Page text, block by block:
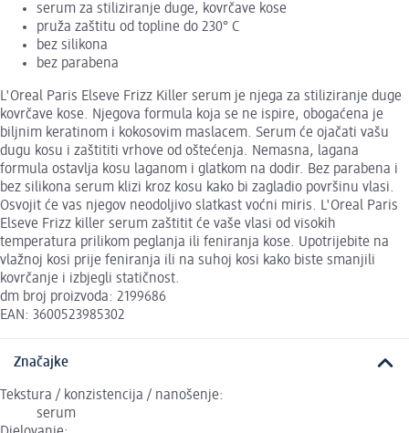
serum za stiliziranje duge, kovrčave kose
pruža zaštitu od topline do 230° C
bez silikona
bez parabena
L'Oreal Paris Elseve Frizz Killer serum je njega za stiliziranje duge
kovrčave kose. Njegova formula koja se ne ispire, obogaćena je
biljnim keratinom i kokosovim maslacem. Serum će ojačati vašu
dugu kosu i zaštititi vrhove od oštećenja. Nemasna, lagana
formula ostavlja kosu laganom i glatkom na dodir. Bez parabena i
bez silikona serum klizi kroz kosu kako bi zagladio površinu vlasi.
Osvojit će vas njegov neodoljivo slatkast voćni miris. L'Oreal Paris
Elseve Frizz killer serum zaštitit će vaše vlasi od visokih
temperatura prilikom peglanja ili feniranja kose. Upotrijebite na
vlažnoj kosi prije feniranja ili na suhoj kosi kako biste smanjili
kovrčanje i izbjegli statičnost.
dm broj proizvoda: 2199686
EAN: 3600523985302
Značajke
Tekstura / konzistencija / nanošenje:
serum